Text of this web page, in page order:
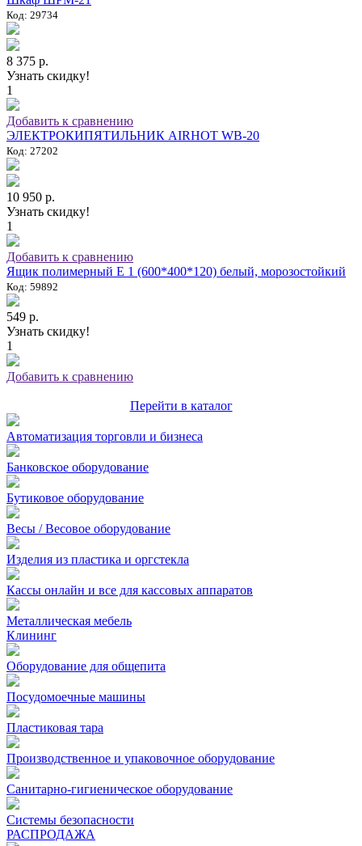
Код: 29734
8 375 р.
Узнать скидку!
1
Добавить к сравнению
ЭЛЕКТРОКИПЯТИЛЬНИК AIRHOT WB-20
Код: 27202
10 950 р.
Узнать скидку!
1
Добавить к сравнению
Ящик полимерный E 1 (600*400*120) белый, морозостойкий
Код: 59892
549 р.
Узнать скидку!
1
Добавить к сравнению
Перейти в каталог
Автоматизация торговли и бизнеса
Банковское оборудование
Бутиковое оборудование
Весы / Весовое оборудование
Изделия из пластика и оргстекла
Кассы онлайн и все для кассовых аппаратов
Металлическая мебель
Клининг
Оборудование для общепита
Посудомоечные машины
Пластиковая тара
Производственное и упаковочное оборудование
Санитарно-гигиеническое оборудование
Системы безопасности
РАСПРОДАЖА